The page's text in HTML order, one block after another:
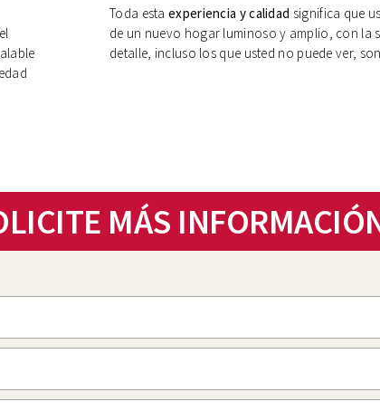
Toda estaexperiencia y calidad significa que
de un nuevo hogar luminoso y amplio, con la
detalle, incluso los que usted no puede ver,
MÁS